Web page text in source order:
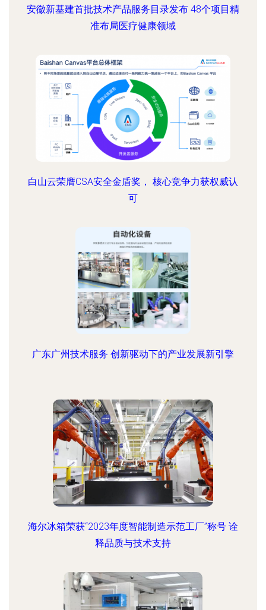
安徽新基建首批技术产品服务目录发布 48个项目精
准布局医疗健康领域
白山云荣膺CSA安全金盾奖， 核心竞争力获权威认
可
广东广州技术服务 创新驱动下的产业发展新引擎
海尔冰箱荣获“2023年度智能制造示范工厂”称号 诠
释品质与技术支持